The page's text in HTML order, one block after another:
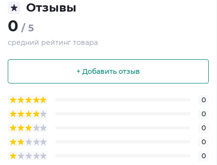
Отзывы
0 / 5
средний рейтинг товара
+ Добавить отзыв
0
0
0
0
0